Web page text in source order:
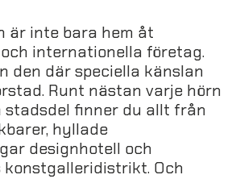
är inte bara hem åt
internationella företag.
den där speciella känslan
Runt nästan varje hörn
stadsdel finner du allt från
hyllade
designhotell och
konstgalleridistrikt. Och